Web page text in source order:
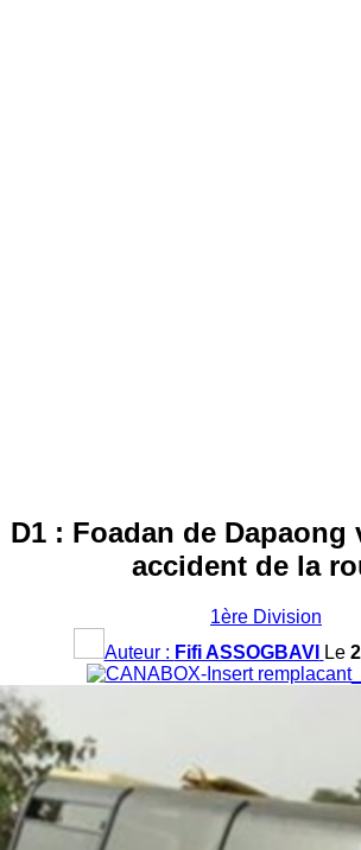
D1 : Foadan de Dapaong
accident de la
1ère Division
Auteur : Fifi ASSOGBAVI Le